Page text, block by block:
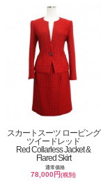
スカートスーツ ロービング
ツイードレッド
Red Collarless Jacket &
Flared Skirt
通常価格
78,000円(税別)